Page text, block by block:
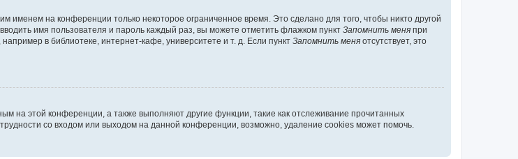
именем на конференции только некоторое ограниченное время. Это сделано для того, чтобы никто другой
имя пользователя и пароль каждый раз, вы можете отметить флажком пункт Запомнить меня при
в библиотеке, интернет-кафе, университете и т. д. Если пункт Запомнить меня отсутствует, это
на этой конференции, а также выполняют другие функции, такие как отслеживание прочитанных
со входом или выходом на данной конференции, возможно, удаление cookies может помочь.